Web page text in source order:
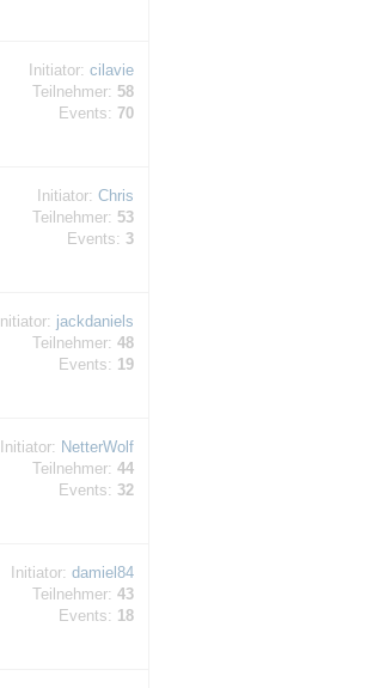
Initiator: cilavie
Teilnehmer: 58
Events: 70
Initiator: Chris
Teilnehmer: 53
Events: 3
Initiator: jackdaniels
Teilnehmer: 48
Events: 19
Initiator: NetterWolf
Teilnehmer: 44
Events: 32
Initiator: damiel84
Teilnehmer: 43
Events: 18